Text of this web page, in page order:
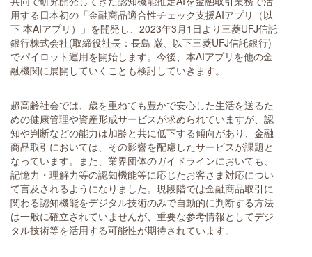
用する日本初の「金融商品適合性チェック支援AIアプリ（以
下 本AIアプリ）」を開発し、2023年3月1日より三菱UFJ信託
銀行株式会社(取締役社長：長島 巌、以下三菱UFJ信託銀行)
でパイロット運用を開始します。今後、本AIアプリを他の金
融機関に展開していくことも検討していきます。
超高齢社会では、歳を重ねても豊かで安心した生活を送るた
めの健康管理や資産形成サービスが求められていますが、認
知や判断などの能力は加齢と共に低下する傾向があり、金融
商品取引においては、その影響を配慮したサービスが課題と
なっています。また、業界団体のガイドラインにおいても、
記憶力・理解力等の認知機能等に応じたお客さま対応につい
て言及されるようになりました。現段階では金融商品取引に
関わる認知機能をデジタル技術のみで自動的に判断する方法
は一般に確立されていませんが、重要な参考情報としてデジ
タル技術等を活用する可能性が期待されています。